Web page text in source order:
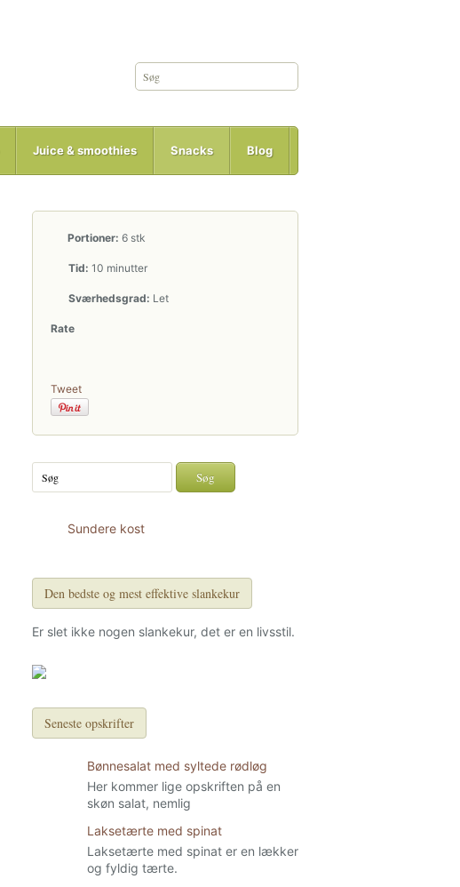
Juice & smoothies Snacks Blog
Portioner: 6 stk
Tid: 10 minutter
Sværhedsgrad: Let
Rate
Tweet
Sundere kost
Den bedste og mest effektive slankekur
Er slet ikke nogen slankekur, det er en livsstil.
Seneste opskrifter
Bønnesalat med syltede rødløg
Her kommer lige opskriften på en
skøn salat, nemlig
Laksetærte med spinat
Laksetærte med spinat er en lækker
og fyldig tærte.